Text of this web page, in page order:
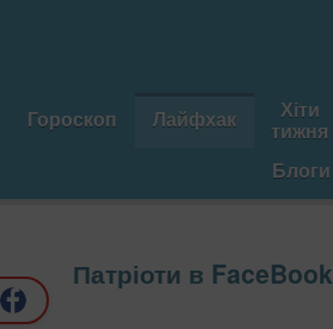
Гороскоп Лайфхак Хіти
тижня
Блоги
Патріоти в FaceBook